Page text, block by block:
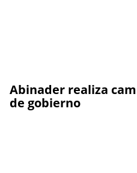
Abinader realiza
de gobierno